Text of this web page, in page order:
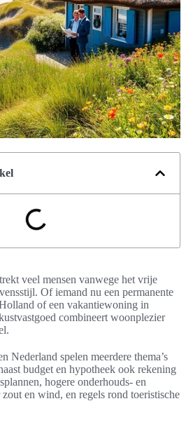
veel mensen vanwege het vrije
Of iemand nu een permanente
of een vakantiewoning in
combineert woonplezier
Nederland spelen meerdere thema’s
budget en hypotheek ook rekening
hogere onderhouds- en
en wind, en regels rond toeristische